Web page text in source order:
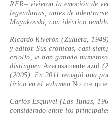
RFR– vivieron la emoción de
legendarias, antes de
Mayakovski, con idéntico
Ricardo Riverón (Zulueta,
y editor. Sus crónicas, casi
criollo, le han ganado
distinguen Azarosamente azul
(2005). En 2011 recogió una
lírica en el volumen No me
Carlos Esquivel (Las Tunas,
considerado entre los